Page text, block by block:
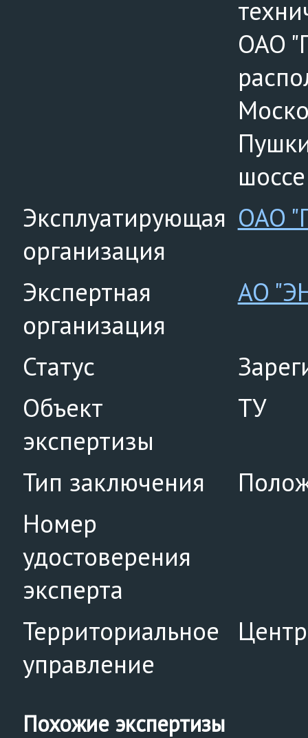
ОАО
Эксплуатирующая
организация
ОАО
Экспертная
организация
АО
Статус
Объект
экспертизы
ТУ
Тип заключения
Номер
удостоверения
эксперта
Территориальное
управление
Похожие экспертизы